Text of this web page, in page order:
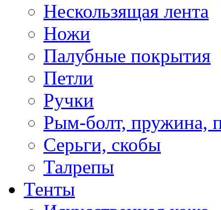
Нескользящая лента
Ножи
Палубные покрытия
Петли
Ручки
Рым-болт, пружина,
Серьги, скобы
Талрепы
Тенты